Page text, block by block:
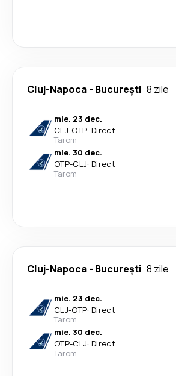
Cluj-Napoca- București 8 zile
mie. 23 dec.
CLJ-OTP· Direct
Tarom
mie. 30 dec.
OTP-CLJ· Direct
Tarom
Cluj-Napoca- București 8 zile
mie. 23 dec.
CLJ-OTP· Direct
Tarom
mie. 30 dec.
OTP-CLJ· Direct
Tarom